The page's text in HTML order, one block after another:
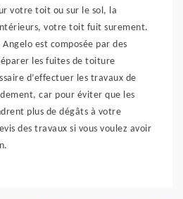
votre toit ou sur le sol, la
votre toit fuit surement.
est composée par des
les fuites de toiture
d’effectuer les travaux de
car pour éviter que les
plus de dégâts à votre
des travaux si vous voulez avoir